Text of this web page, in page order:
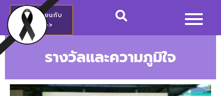
สมัครเรียนกับ
วชช.>>
รางวัลและความภูมิใจ